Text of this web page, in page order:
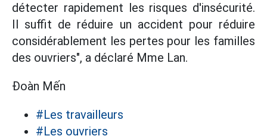
détecter rapidement les risques d'insécurité.
Il suffit de réduire un accident pour réduire
considérablement les pertes pour les familles
des ouvriers", a déclaré Mme Lan.
Đoàn Mến
#Les travailleurs
#Les ouvriers